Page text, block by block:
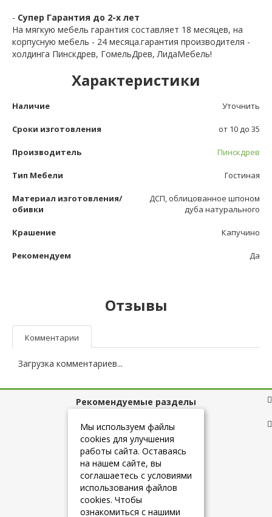
- Супер Гарантия до 2-х лет
На мягкую мебель гарантия составляет 18 месяцев, на
корпусную мебель - 24 месяца.гарантия производителя -
холдинга Пинскдрев, ГомельДрев, ЛидаМебель!
Характеристики
Наличие Уточнить
Сроки изготовления от 10 до 35
Производитель Пинскдрев
Тип Мебели Гостиная
Материал изготовления/
обивки
ДСП, облицованное шпоном
дуба натурального
Крашение Капучино
Рекомендуем Да
Отзывы
Комментарии
Загрузка комментариев...
Рекомендуемые разделы
Полезные ссылки
+7 (925) 084-10-60
Мы используем файлы
cookies для улучшения
работы сайта. Оставаясь
на нашем сайте, вы
соглашаетесь с условиями
использования файлов
cookies. Чтобы
ознакомиться с нашими